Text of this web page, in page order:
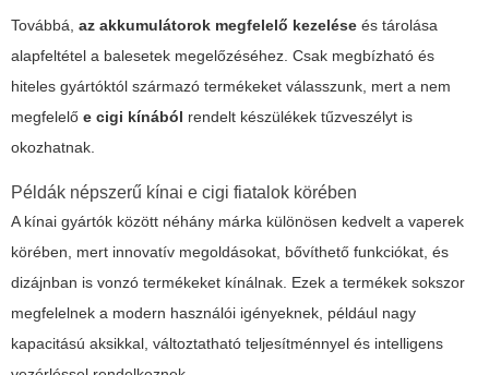
Továbbá, az akkumulátorok megfelelő kezelése és tárolása
alapfeltétel a balesetek megelőzéséhez. Csak megbízható és
hiteles gyártóktól származó termékeket válasszunk, mert a nem
megfelelő e cigi kínából rendelt készülékek tűzveszélyt is
okozhatnak.
Példák népszerű kínai e cigi fiatalok körében
A kínai gyártók között néhány márka különösen kedvelt a vaperek
körében, mert innovatív megoldásokat, bővíthető funkciókat, és
dizájnban is vonzó termékeket kínálnak. Ezek a termékek sokszor
megfelelnek a modern használói igényeknek, például nagy
kapacitású aksikkal, változtatható teljesítménnyel és intelligens